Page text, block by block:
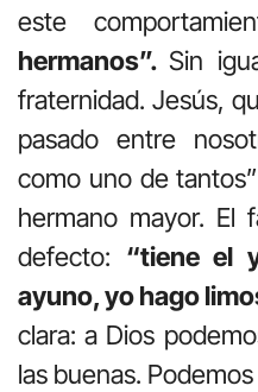
este
hermanos”.Sin
fraternidad. Jesús,
pasado entre
como uno de
hermano mayor. El
defecto: “tiene el
ayuno, yo hago
clara: a Dios
las buenas.